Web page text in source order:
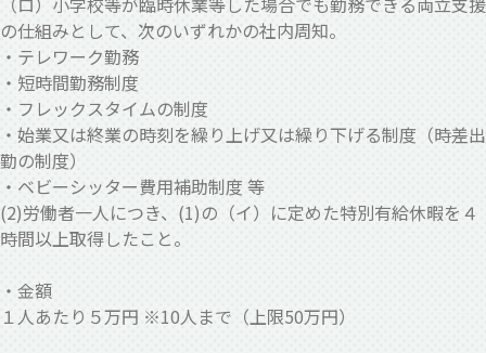
の仕組みとして、次のいずれかの社内周知。
・テレワーク勤務
・短時間勤務制度
・フレックスタイムの制度
・始業又は終業の時刻を繰り上げ又は繰り下げる制度（時差出
勤の制度）
・ベビーシッター費用補助制度 等
(2)労働者一人につき、(1)の（イ）に定めた特別有給休暇を４
時間以上取得したこと。
・金額
１人あたり５万円 ※10人まで（上限50万円）